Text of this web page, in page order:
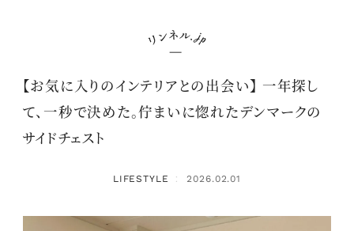
【お気に入りのインテリアとの出会い】 一年探し
て、一秒で決めた。佇まいに惚れたデンマークの
サイドチェスト
LIFESTYLE ： 2026.02.01